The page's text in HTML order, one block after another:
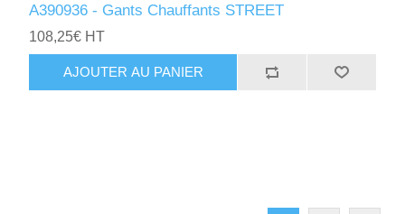
A390936 - Gants Chauffants STREET
108,25€ HT
AJOUTER AU PANIER